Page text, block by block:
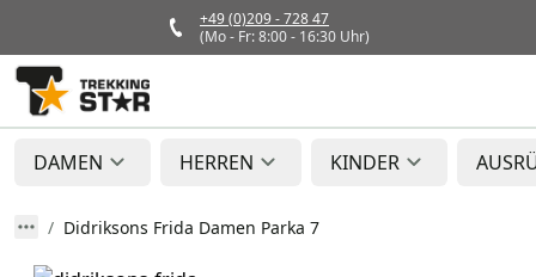
+49 (0)209 - 728 47
(Mo - Fr: 8:00 - 16:30 Uhr)
DAMEN HERREN KINDER
Didriksons Frida Damen Parka 7